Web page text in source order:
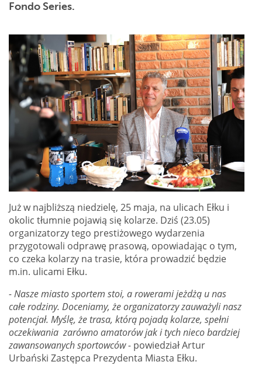
Fondo Series.
Już w najbliższą niedzielę, 25 maja, na ulicach Ełku i
okolic tłumnie pojawią się kolarze. Dziś (23.05)
organizatorzy tego prestiżowego wydarzenia
przygotowali odprawę prasową, opowiadając o tym,
co czeka kolarzy na trasie, która prowadzić będzie
m.in. ulicami Ełku.
- Nasze miasto sportem stoi, a rowerami jeżdżą u nas
całe rodziny. Doceniamy, że organizatorzy zauważyli nasz
potencjał. Myślę, że trasa, którą pojadą kolarze, spełni
oczekiwania zarówno amatorów jak i tych nieco bardziej
zawansowanych sportowców - powiedział Artur
Urbański Zastępca Prezydenta Miasta Ełku.